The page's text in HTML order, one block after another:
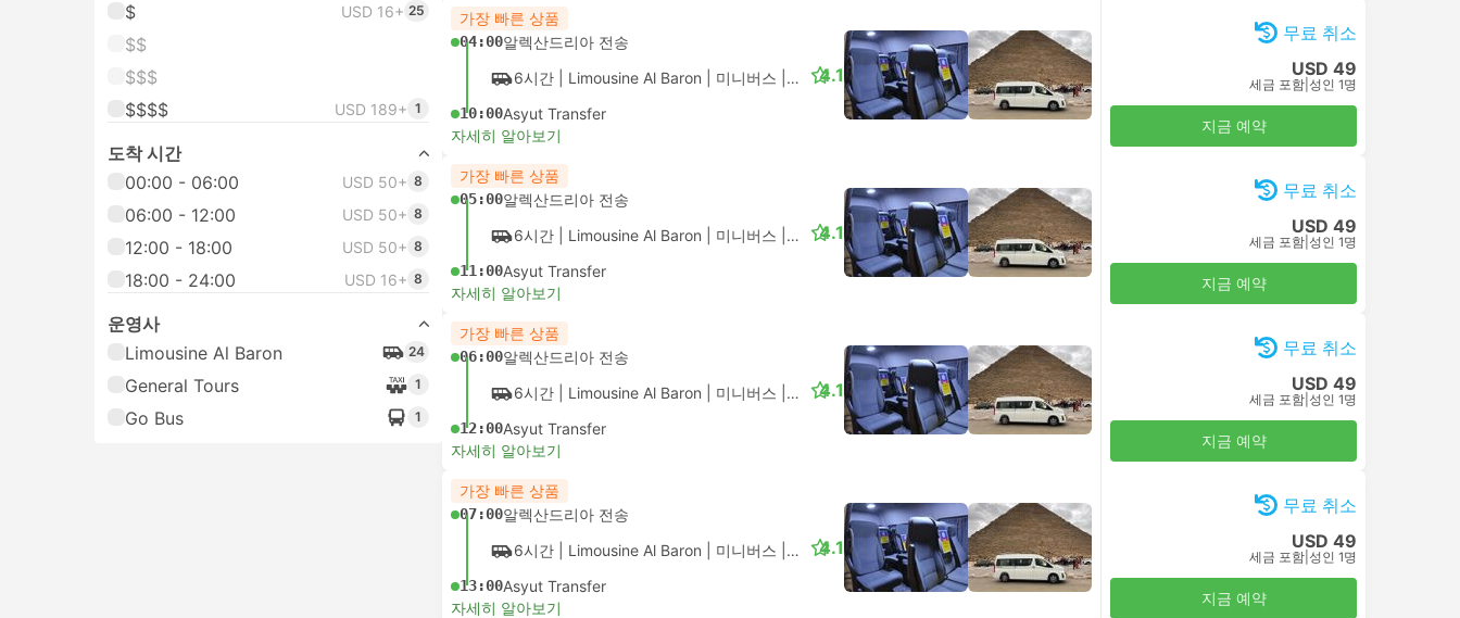
$
USD 16+ 25
$$
$$$
$$$$
USD 189+ 1
도착 시간
00:00 - 06:00
USD 50+ 8
06:00 - 12:00 USD 50+ 8
12:00 - 18:00 USD 50+ 8
18:00 - 24:00 USD 16+ 8
운영사
Limousine Al Baron
24
General Tours 1
Go Bus 1
가장 빠른 상품
04:00알렉산드리아 전송
6시간 | Limousine Al Baron 미니버스 VIP
10:00Asyut Transfer
4.1
자세히 알아보기
무료 취소
USD 49
세금 포함 성인 1명
지금 예약
가장 빠른 상품
05:00알렉산드리아 전송
6시간 | Limousine Al Baron 미니버스 VIP
11:00Asyut Transfer
4.1
자세히 알아보기
무료 취소
USD 49
세금 포함 성인 1명
지금 예약
가장 빠른 상품
06:00알렉산드리아 전송
6시간 | Limousine Al Baron 미니버스 VIP
12:00Asyut Transfer
4.1
자세히 알아보기
무료 취소
USD 49
세금 포함 성인 1명
지금 예약
가장 빠른 상품
07:00알렉산드리아 전송
6시간 | Limousine Al Baron 미니버스 VIP
13:00Asyut Transfer
4.1
자세히 알아보기
무료 취소
USD 49
세금 포함 성인 1명
지금 예약